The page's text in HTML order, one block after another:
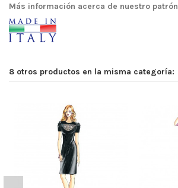
Más información acerca de nuestro patrón
8 otros productos en la misma categoría: